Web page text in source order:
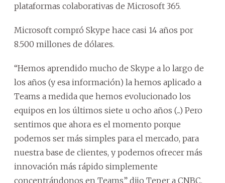
plataformas colaborativas de Microsoft 365.
Microsoft compró Skype hace casi 14 años por
8.500 millones de dólares.
“Hemos aprendido mucho de Skype a lo largo de
los años (y esa información) la hemos aplicado a
Teams a medida que hemos evolucionado los
equipos en los últimos siete u ocho años (...) Pero
sentimos que ahora es el momento porque
podemos ser más simples para el mercado, para
nuestra base de clientes, y podemos ofrecer más
innovación más rápido simplemente
concentrándonos en Teams” dijo Teper a CNBC.